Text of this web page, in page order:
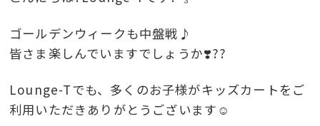
ゴールデンウィークも中盤戦♪
皆さま楽しんでいますでしょうか❣️??
Lounge-Tでも、多くのお子様がキッズカートをご
利用いただきありがとうございます☺️